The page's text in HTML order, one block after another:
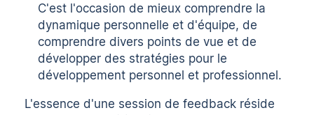
C'est l'occasion de mieux comprendre la
dynamique personnelle et d'équipe, de
comprendre divers points de vue et de
développer des stratégies pour le
développement personnel et professionnel.
L'essence d'une session de feedback réside